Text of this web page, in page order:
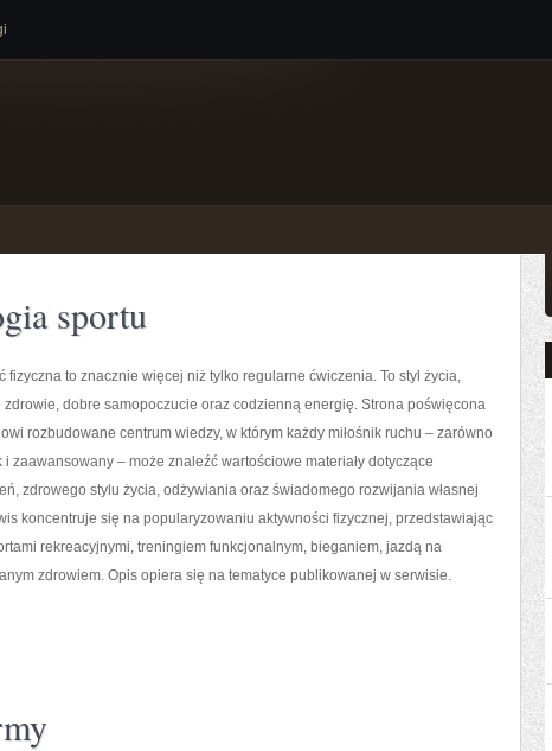
sportu
fizyczna to znacznie więcej niż tylko regularne ćwiczenia. To styl życia,
dobre samopoczucie oraz codzienną energię. Strona poświęcona
rozbudowane centrum wiedzy, w którym każdy miłośnik ruchu – zarówno
i zaawansowany – może znaleźć wartościowe materiały dotyczące
zdrowego stylu życia, odżywiania oraz świadomego rozwijania własnej
koncentruje się na popularyzowaniu aktywności fizycznej, przedstawiając
rekreacyjnymi, treningiem funkcjonalnym, bieganiem, jazdą na
zdrowiem. Opis opiera się na tematyce publikowanej w serwisie.